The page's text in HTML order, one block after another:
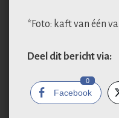
*Foto: kaft van één
Deel dit bericht via:
Facebook
0